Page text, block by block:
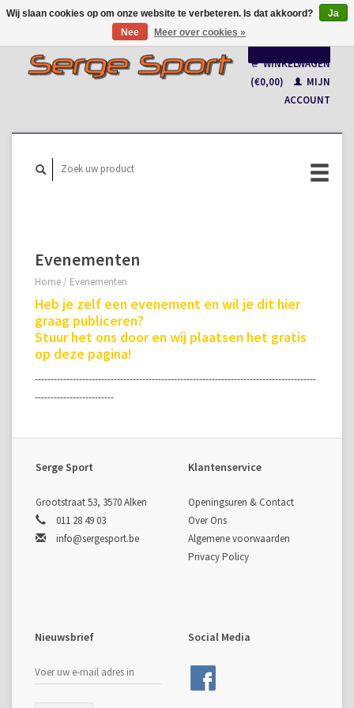
Français
WINKELWAGEN
(€0,00)
MIJN
ACCOUNT
Evenementen
Home / Evenementen
Heb je zelf een evenement en wil je dit hier
graag publiceren?
Stuur het ons door en wij plaatsen het gratis
op deze pagina!
-----------------------------------------------------------------------------------------
-------------------------
Serge Sport
Grootstraat 53, 3570 Alken
011 28 49 03
info@sergesport.be
Klantenservice
Openingsuren & Contact
Over Ons
Algemene voorwaarden
Privacy Policy
Nieuwsbrief Social Media
Wij slaan cookies op om onze website te verbeteren. Is dat akkoord?
Ja
Nee
Meer over cookies »